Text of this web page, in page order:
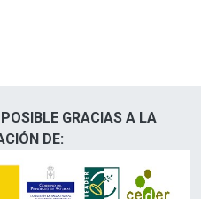
GRACIAS A LA
DE: